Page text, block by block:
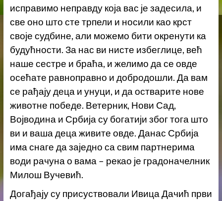
исправимо неправду која вас је задесила, и
све оно што сте трпели и носили као крст
своје судбине, али можемо бити окренути ка
будућности. За нас ви нисте избеглице, већ
наше сестре и браћа, и желимо да се овде
осећате равноправно и добродошли. Да вам
се рађају деца и унуци, и да остварите нове
животне победе. Ветерник, Нови Сад,
Војводина и Србија су богатији због тога што
ви и ваша деца живите овде. Данас Србија
има снаге да заједно са свим партнерима
води рачуна о вама – рекао је градоначелник
Милош Вучевић.
Догађају су присуствовали Ивица Дачић први